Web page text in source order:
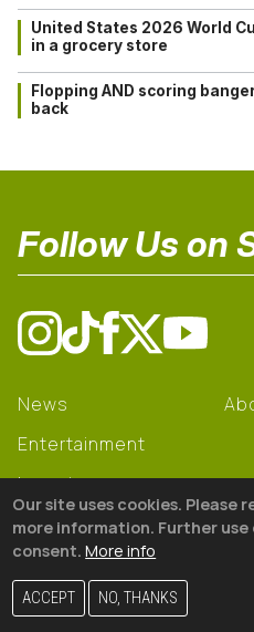
United States 2026 World
in a grocery store
Flopping AND scoring
back
Follow Us on
News
Entertainment
Learning
Gear
© 2026 The18
Our site uses cookies. Please
more information. Further
consent. More info
ACCEPT NO, THANKS